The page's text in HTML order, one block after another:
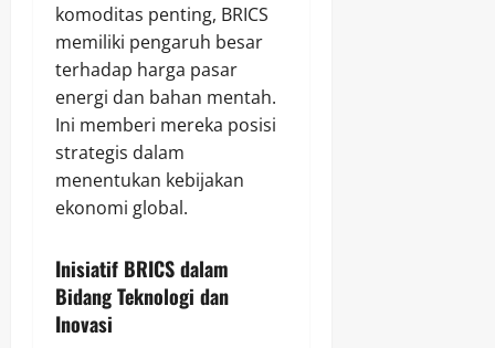
komoditas penting, BRICS
memiliki pengaruh besar
terhadap harga pasar
energi dan bahan mentah.
Ini memberi mereka posisi
strategis dalam
menentukan kebijakan
ekonomi global.
Inisiatif BRICS dalam
Bidang Teknologi dan
Inovasi